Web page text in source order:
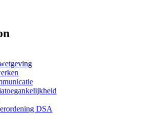
DSA